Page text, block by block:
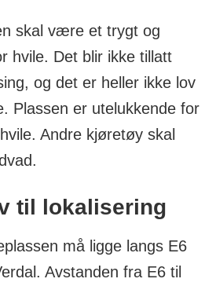
skal være et trygt og
hvile. Det blir ikke tillatt
og det er heller ikke lov
Plassen er utelukkende for
Andre kjøretøy skal
til lokalisering
må ligge langs E6
Avstanden fra E6 til